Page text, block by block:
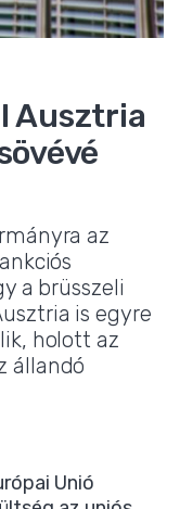
Ausztria
az
a brüsszeli
is egyre
holott az
állandó
Unió